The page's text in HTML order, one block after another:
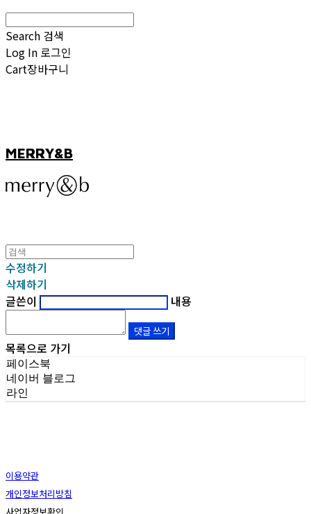
Search 검색
Log In 로그인
Cart장바구니
MERRY&B
수정하기
삭제하기
글쓴이
내용
댓글 쓰기
목록으로 가기
페이스북
네이버 블로그
라인
이용약관
개인정보처리방침
사업자정보확인